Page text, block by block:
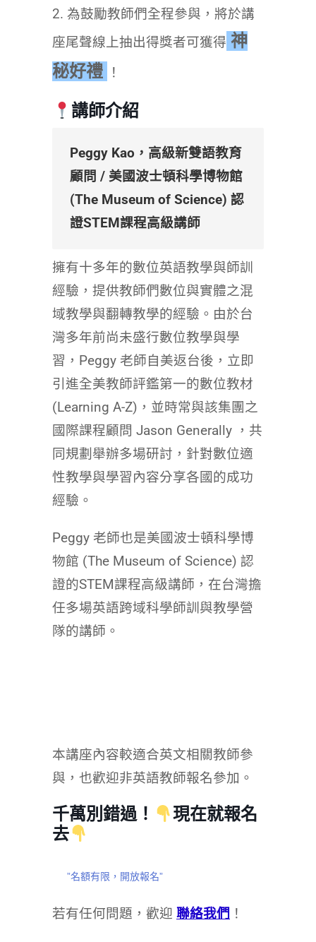
2. 為鼓勵教師們全程參與，將於講
座尾聲線上抽出得獎者可獲得 神
秘好禮
！
講師介紹
Peggy Kao，高級新雙語教育
顧問 / 美國波士頓科學博物館
(The Museum of Science) 認
證STEM課程高級講師
擁有十多年的數位英語教學與師訓
經驗，提供教師們數位與實體之混
域教學與翻轉教學的經驗。由於台
灣多年前尚未盛行數位教學與學
習，Peggy 老師自美返台後，立即
引進全美教師評鑑第一的數位教材
(Learning A-Z)，並時常與該集團之
國際課程顧問 Jason Generally ，共
同規劃舉辦多場研討，針對數位適
性教學與學習內容分享各國的成功
經驗。
Peggy 老師也是美國波士頓科學博
物館 (The Museum of Science) 認
證的STEM課程高級講師，在台灣擔
任多場英語跨域科學師訓與教學營
隊的講師。
本講座內容較適合英文相關教師參
與，也歡迎非英語教師報名參加。
千萬別錯過！
現在就報名
去
”名額有限，開放報名”
若有任何問題，歡迎 聯絡我們 ！